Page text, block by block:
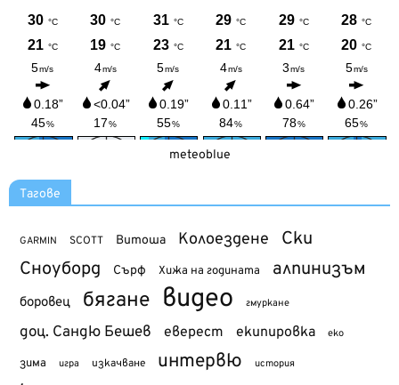
meteoblue
Тагове
GARMIN SCOTT Витоша Колоездене Ски
Сноуборд Сърф Хижа на годината алпинизъм
боровец бягане видео гмуркане
доц. Сандю Бешев еверест екипировка еко
зима игра изкачване интервю история